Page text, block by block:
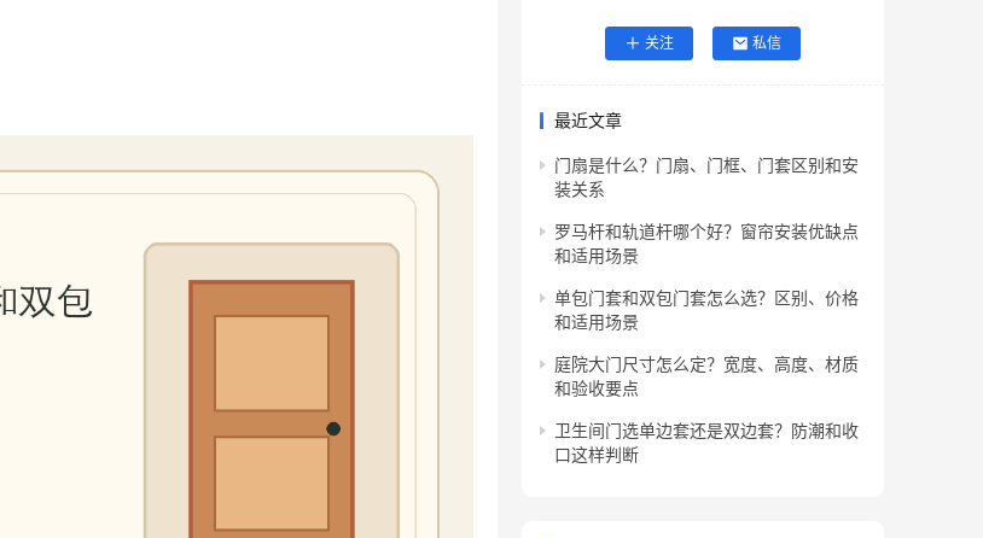
关注 私信
最近文章
门扇是什么？门扇、门框、门套区别和安
装关系
罗马杆和轨道杆哪个好？窗帘安装优缺点
和适用场景
单包门套和双包门套怎么选？区别、价格
和适用场景
庭院大门尺寸怎么定？宽度、高度、材质
和验收要点
卫生间门选单边套还是双边套？防潮和收
口这样判断